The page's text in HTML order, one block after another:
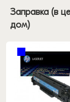
Заправка (в
дом)